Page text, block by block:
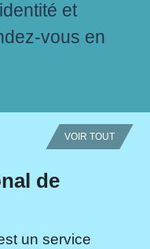
et
vous en
VOIR TOUT
de
un service